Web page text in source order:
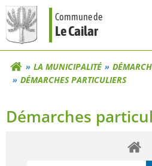
Aller
au
contenu
Commune de
Le Cailar
LA MUNICIPALITÉ
DÉMARCHES PARTICULIERS
Démarches